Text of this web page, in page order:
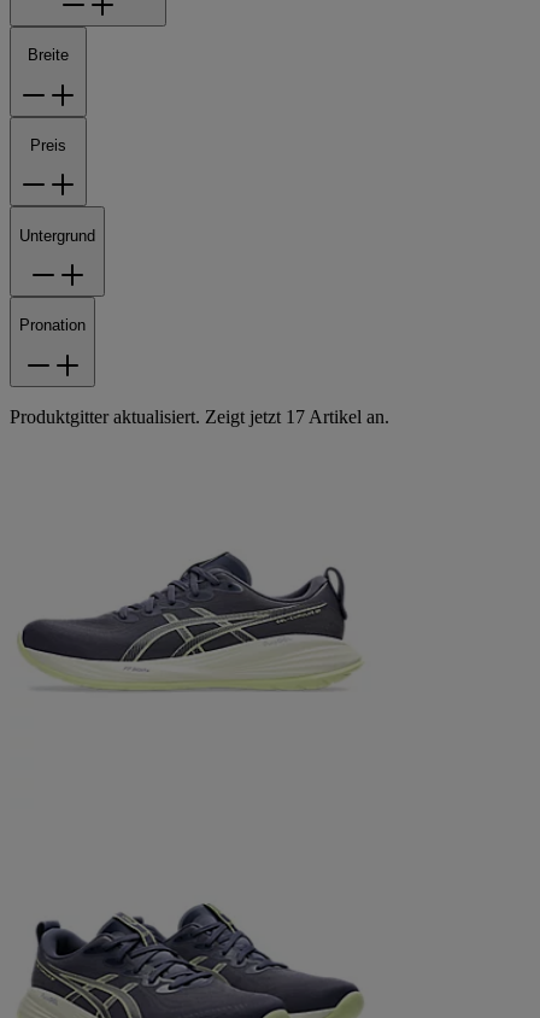
Breite
Preis
Untergrund
Pronation
Produktgitter aktualisiert. Zeigt jetzt 17 Artikel an.